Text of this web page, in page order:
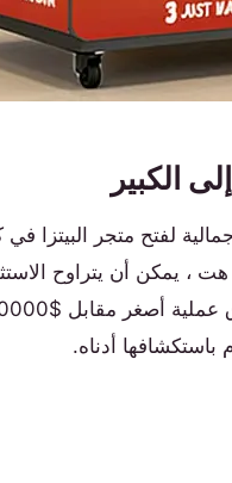
الكبير
لفتح متجر البيتزا في
أدناه.